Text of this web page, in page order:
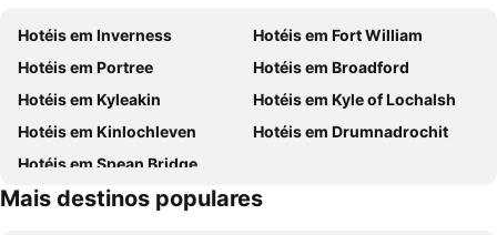
Caledonian Canal Visitor Centre
Beauly Priory
Inverness Leisure
Glen Garry
Inverness Castle
Tomatin Whisky Distillery
Baxters Loch Ness Marathon
Hotéis em Inverness
Hotéis em Fort William
Hotéis em Portree
Hotéis em Broadford
Hotéis em Kyleakin
Hotéis em Kyle of Lochalsh
Hotéis em Kinlochleven
Hotéis em Drumnadrochit
Hotéis em Spean Bridge
Mais destinos populares